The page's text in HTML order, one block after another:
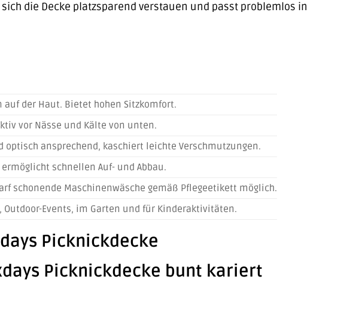
die Decke platzsparend verstauen und passt problemlos in
auf der Haut. Bietet hohen Sitzkomfort.
vor Nässe und Kälte von unten.
ansprechend, kaschiert leichte Verschmutzungen.
schnellen Auf- und Abbau.
schonende Maschinenwäsche gemäß Pflegeetikett möglich.
Events, im Garten und für Kinderaktivitäten.
Picknickdecke
Picknickdecke bunt kariert